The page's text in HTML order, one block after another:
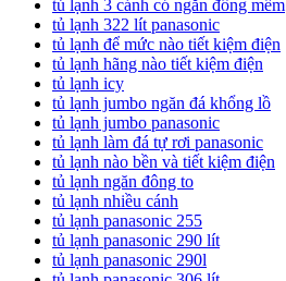
tủ lạnh 3 cánh có ngăn đông mềm
tủ lạnh 322 lít panasonic
tủ lạnh để mức nào tiết kiệm điện
tủ lạnh hãng nào tiết kiệm điện
tủ lạnh icy
tủ lạnh jumbo ngăn đá khổng lồ
tủ lạnh jumbo panasonic
tủ lạnh làm đá tự rơi panasonic
tủ lạnh nào bền và tiết kiệm điện
tủ lạnh ngăn đông to
tủ lạnh nhiều cánh
tủ lạnh panasonic 255
tủ lạnh panasonic 290 lít
tủ lạnh panasonic 290l